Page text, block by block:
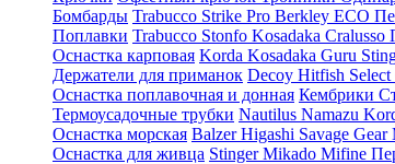
Бомбарды Trabucco Strike Pro Berkley ECO
Поплавки Trabucco Stonfo Kosadaka Cralusso
Оснастка карповая Korda Kosadaka Guru
Держатели для приманок Decoy Hitfish Select
Оснастка поплавочная и донная Кембрики
Термоусадочные трубки Nautilus Namazu
Оснастка морская BalzerHigashi Savage Gear
Оснастка для живца StingerMikado Mifine